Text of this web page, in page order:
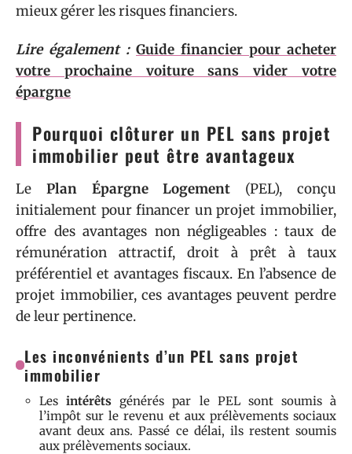
mieux gérer les risques financiers.
Lire également : Guide financier pour acheter
votre prochaine voiture sans vider votre
épargne
Pourquoi clôturer un PEL sans projet
immobilier peut être avantageux
Le Plan Épargne Logement (PEL), conçu
initialement pour financer un projet immobilier,
offre des avantages non négligeables : taux de
rémunération attractif, droit à prêt à taux
préférentiel et avantages fiscaux. En l’absence de
projet immobilier, ces avantages peuvent perdre
de leur pertinence.
Les inconvénients d’un PEL sans projet
immobilier
Lesintérêts générés par le PEL sont soumis à
l’impôt sur le revenu et aux prélèvements sociaux
avant deux ans. Passé ce délai, ils restent soumis
aux prélèvements sociaux.